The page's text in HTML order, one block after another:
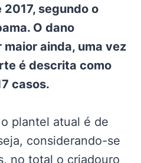
segundo o
O dano
ainda, uma vez
é descrita como
casos.
plantel atual é de
considerando-se
no total o criadouro